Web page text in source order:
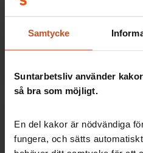
Samtycke
Suntarbetsliv använder
så bra som möjligt.
En del kakor är nödvändiga
fungera, och sätts
I programserien Studio
friskfaktorer och om hur
arbetsmiljöarbetet.